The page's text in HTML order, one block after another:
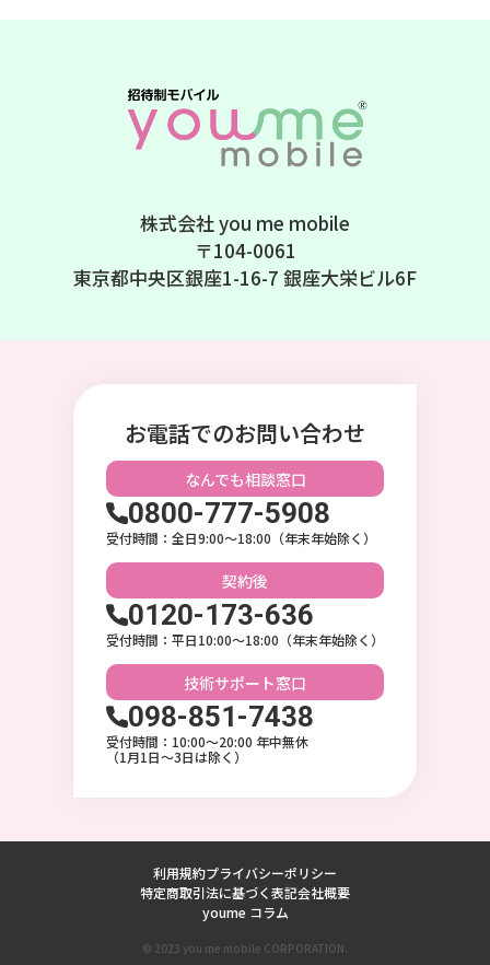
株式会社 you me mobile
〒104-0061
東京都中央区銀座1-16-7 銀座大栄ビル6F
お電話でのお問い合わせ
なんでも相談窓口
0800-777-5908
受付時間：全日9:00〜18:00（年末年始除く）
契約後
0120-173-636
受付時間：平日10:00〜18:00（年末年始除く）
技術サポート窓口
098-851-7438
受付時間：10:00〜20:00 年中無休
（1月1日～3日は除く）
利用規約プライバシーポリシー
特定商取引法に基づく表記会社概要
youme コラム
© 2023 you me mobile CORPORATION.